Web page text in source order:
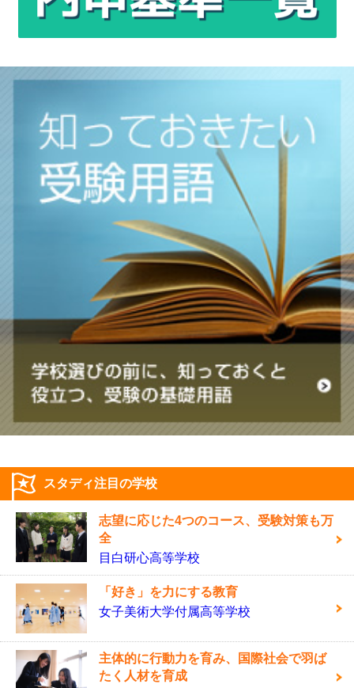
スタディ注目の学校
志望に応じた4つのコース、受験対策も万
全
目白研心高等学校
「好き」を力にする教育
女子美術大学付属高等学校
主体的に行動力を育み、国際社会で羽ば
たく人材を育成